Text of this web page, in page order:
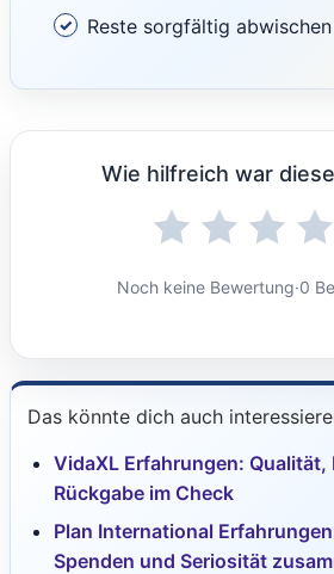
Reste sorgfältig
Wie hilfreich war
Noch keine Bewertung·0
Das könnte dich auch
VidaXL Erfahrungen: Qualität,
Rückgabe im Check
Plan International
Spenden und Seriosität